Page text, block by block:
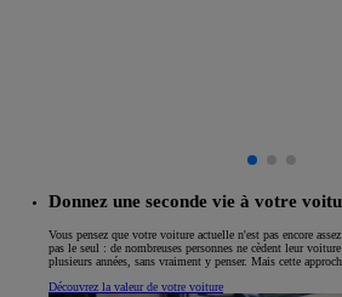
Donnez une seconde vie à votre
Vous pensez que votre voiture actuelle n'est pas encore
pas le seul : de nombreuses personnes ne cèdent leur
plusieurs années, sans vraiment y penser. Mais cette
Découvrez la valeur de votre voiture